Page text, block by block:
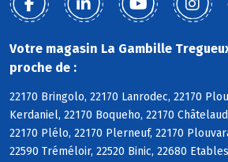
Votre magasin La Gambille
proche de :
22170 Bringolo, 22170 Lanrodec, 22170
Kerdaniel, 22170 Boqueho, 22170
22170 Plélo, 22170 Plerneuf, 22170
22590 Tréméloir, 22520 Binic, 22680